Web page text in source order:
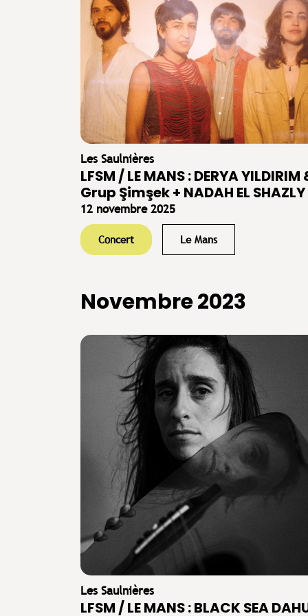
Les Saulnières
LFSM / LE MANS : DERYA YILDIRIM
Grup Şimşek + NADAH EL SHAZLY
12 novembre 2025
Concert Le Mans
Novembre 2023
Les Saulnières
LFSM / LE MANS : BLACK SEA